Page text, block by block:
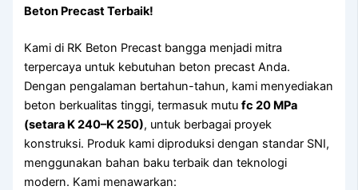
Beton Precast Terbaik!
Kami di RK Beton Precast bangga menjadi mitra
terpercaya untuk kebutuhan beton precast Anda.
Dengan pengalaman bertahun-tahun, kami menyediakan
beton berkualitas tinggi, termasuk mutufc 20 MPa
(setara K 240–K 250), untuk berbagai proyek
konstruksi. Produk kami diproduksi dengan standar SNI,
menggunakan bahan baku terbaik dan teknologi
modern. Kami menawarkan: